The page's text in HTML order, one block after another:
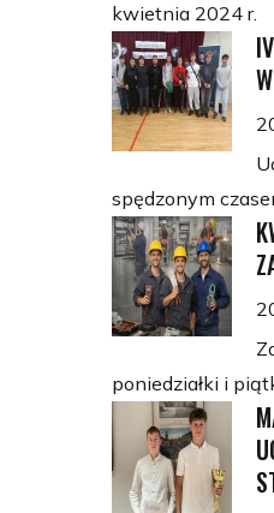
kwietnia 2024 r.
spędzonym
poniedziałki i